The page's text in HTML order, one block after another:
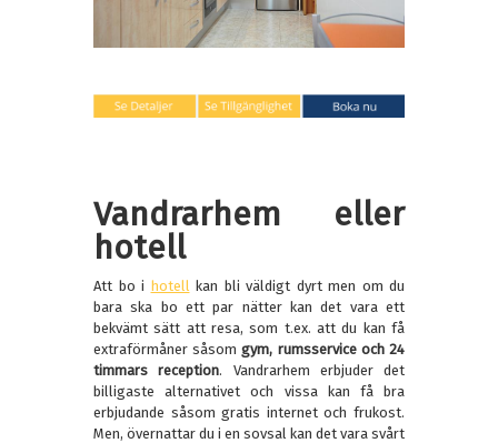
Vandrarhem eller
hotell
Att bo i hotell kan bli väldigt dyrt men om du
bara ska bo ett par nätter kan det vara ett
bekvämt sätt att resa, som t.ex. att du kan få
extraförmåner såsom gym, rumsservice och 24
timmars reception. Vandrarhem erbjuder det
billigaste alternativet och vissa kan få bra
erbjudande såsom gratis internet och frukost.
Men, övernattar du i en sovsal kan det vara svårt